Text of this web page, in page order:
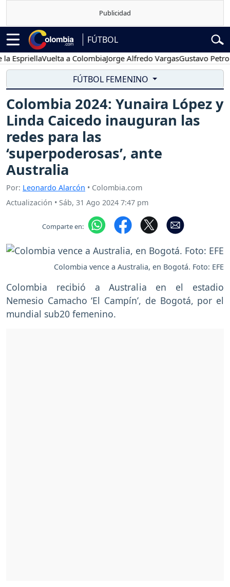
FÚTBOL
Vuelta a ColombiaJorge Alfredo VargasGustavo Petro
FÚTBOL FEMENINO
Colombia 2024: Yunaira López y
Linda Caicedo inauguran las
redes para las
‘superpoderosas’, ante
Australia
Por: Leonardo Alarcón • Colombia.com
Actualización • Sáb, 31 Ago 2024 7:47 pm
Comparte en:
Colombia vence a Australia, en Bogotá. Foto: EFE
Colombia recibió a Australia en el estadio
Nemesio Camacho ‘El Campín’, de Bogotá, por el
mundial sub20 femenino.